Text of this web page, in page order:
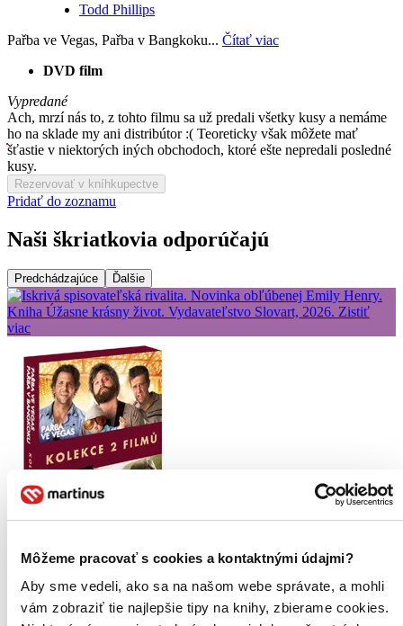
Môžeme pracovať s cookies a kontaktnými údajmi?
Aby sme vedeli, ako sa na našom webe správate, a mohli
vám zobraziť tie najlepšie tipy na knihy, zbierame cookies.
Todd Phillips
Pařba ve Vegas, Pařba v Bangkoku... Čítať viac
DVD film
Vypredané
Ach, mrzí nás to, z tohto filmu sa už predali všetky kusy a nemáme
ho na sklade my ani distribútor :( Teoreticky však môžete mať
šťastie v niektorých iných obchodoch, ktoré ešte nepredali posledné
kusy.
Rezervovať v kníhkupectve
Pridať do zoznamu
Naši škriatkovia odporúčajú
Predchádzajúce Ďalšie
10,00 €
Vypredané